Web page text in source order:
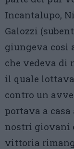
Incantalupo,
Galozzi
giungeva così
che vedeva di
il quale
contro un
portava a
nostri giovani
vittoria